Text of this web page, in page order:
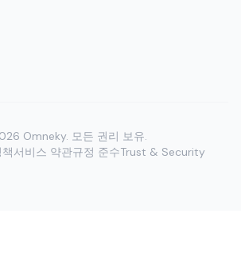
Omneky. 모든 권리 보유.
서비스 약관규정 준수Trust & Security